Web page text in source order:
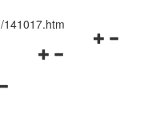
/141017.htm
Navigationsmenü